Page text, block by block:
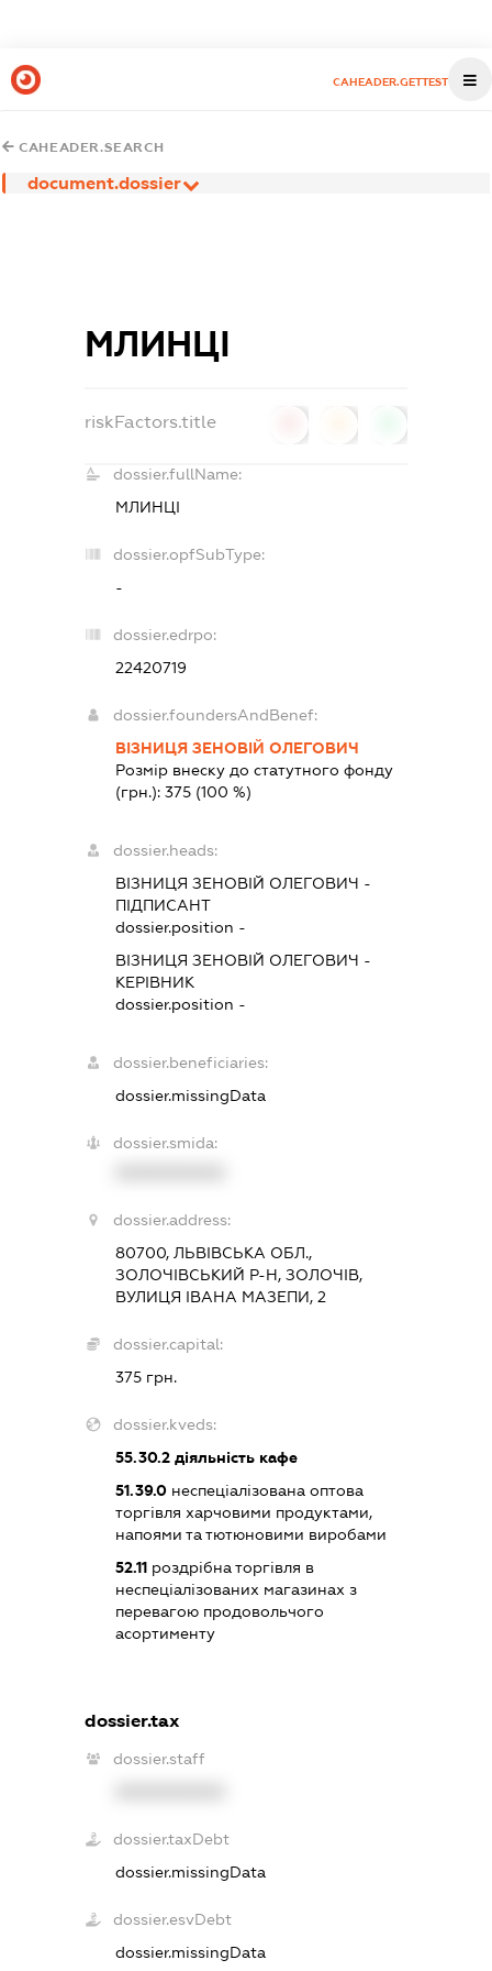
CAHEADER.GETTEST
CAHEADER.SEARCH
document.dossier
МЛИНЦІ
riskFactors.title
dossier.fullName:
МЛИНЦІ
dossier.opfSubType:
-
dossier.edrpo:
22420719
dossier.foundersAndBenef:
ВІЗНИЦЯ ЗЕНОВІЙ ОЛЕГОВИЧ
Розмір внеску до статутного фонду
(грн.):375 (100 %)
dossier.heads:
ВІЗНИЦЯ ЗЕНОВІЙ ОЛЕГОВИЧ -
ПІДПИСАНТ
dossier.position -
ВІЗНИЦЯ ЗЕНОВІЙ ОЛЕГОВИЧ -
КЕРІВНИК
dossier.position -
dossier.beneficiaries:
dossier.missingData
dossier.smida:
dossier.address:
80700, ЛЬВІВСЬКА ОБЛ.,
ЗОЛОЧІВСЬКИЙ Р-Н, ЗОЛОЧІВ,
ВУЛИЦЯ ІВАНА МАЗЕПИ, 2
dossier.capital:
375 грн.
dossier.kveds:
55.30.2 діяльність кафе
51.39.0 неспеціалізована оптова
торгівля харчовими продуктами,
напоями та тютюновими виробами
52.11 роздрібна торгівля в
неспеціалізованих магазинах з
перевагою продовольчого
асортименту
dossier.tax
dossier.staff
dossier.taxDebt
dossier.missingData
dossier.esvDebt
dossier.missingData